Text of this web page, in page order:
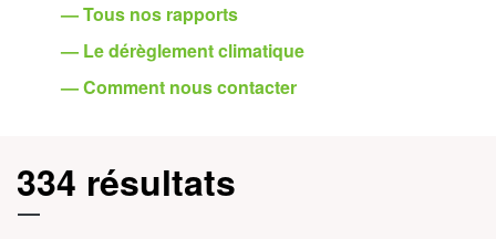
— Tous nos rapports
— Le dérèglement climatique
— Comment nous contacter
334 résultats